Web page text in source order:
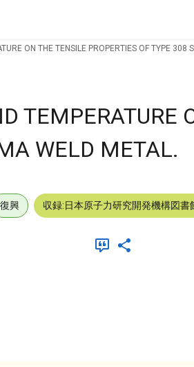
ON THE TENSILE PROPERTIES OF TYPE 308
TEMPERATURE
WELD METAL.
復興 収録:日本原子力研究開発機構図書